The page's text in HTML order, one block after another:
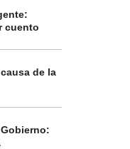
cuento
de la